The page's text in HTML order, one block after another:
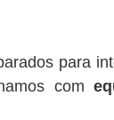
para
com